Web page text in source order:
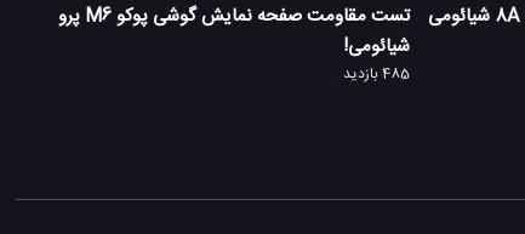
تست مقاومت صفحه نمایش گوشی پوکو M6 پرو
شیائومی!
485 بازدید